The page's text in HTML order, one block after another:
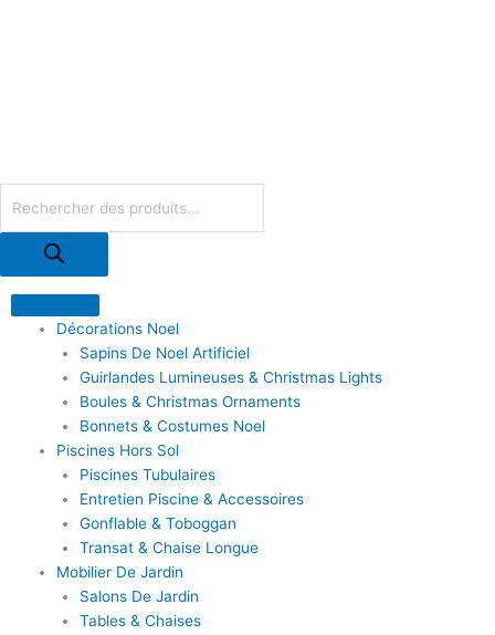
de
produits
Décorations Noel
Sapins De Noel Artificiel
Guirlandes Lumineuses & Christmas Lights
Boules & Christmas Ornaments
Bonnets & Costumes Noel
Piscines Hors Sol
Piscines Tubulaires
Entretien Piscine & Accessoires
Gonflable & Toboggan
Transat & Chaise Longue
Mobilier De Jardin
Salons De Jardin
Tables & Chaises